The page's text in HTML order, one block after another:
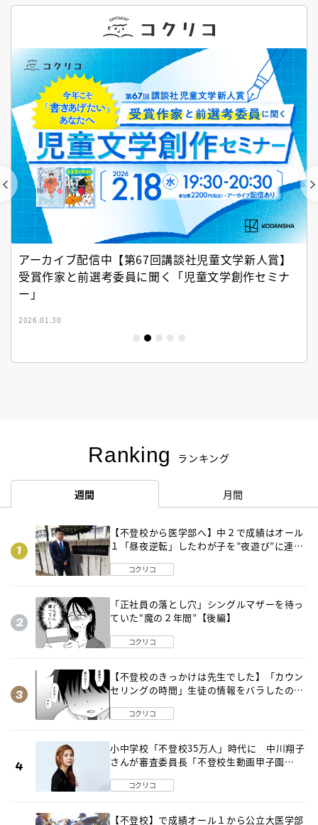
アーカイブ配信中【第67回講談社児童文学新人賞】
受賞作家と前選考委員に聞く「児童文学創作セミナ
ー」
2026.01.30
Ranking ランキング
週間 月間
【不登校から医学部へ】中２で成績はオール
１「昼夜逆転」したわが子を”夜遊び”に連れ
コクリコ
「正社員の落とし穴」シングルマザーを待っ
ていた“魔の２年間”【後編】
コクリコ
【不登校のきっかけは先生でした】「カウン
セリングの時間」生徒の情報をバラしたの
コクリコ
小中学校「不登校35万人」時代に 中川翔子
さんが審査委員長「不登校生動画甲子園
コクリコ
【不登校】で成績オール１から公立大医学部